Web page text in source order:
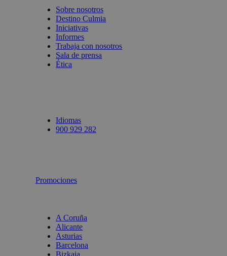
Sobre nosotros
Destino Culmia
Iniciativas
Informes
Trabaja con nosotros
Sala de prensa
Ética
Idiomas
900 929 282
Promociones
A Coruña
Alicante
Asturias
Barcelona
Bizkaia